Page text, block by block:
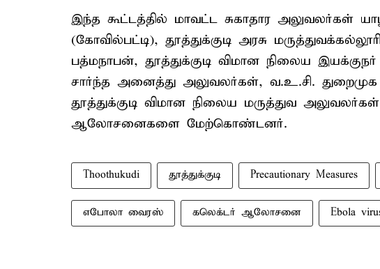
இந்த கூட்டத்தில் மாவட்ட சுகாதார அலுவலர்கள்
(கோவில்பட்டி), தூத்துக்குடி அரசு
பத்மநாபன், தூத்துக்குடி விமான நிலைய
சார்ந்த அனைத்து அலுவலர்கள், வ.உ.சி. துறைமுக
தூத்துக்குடி விமான நிலைய மருத்துவ
ஆலோசனைகளை மேற்கொண்டனர்.
Thoothukudi தூத்துக்குடி Precautionary Measures
எபோலா வைரஸ் கலெக்டர் ஆலோசனை Ebola